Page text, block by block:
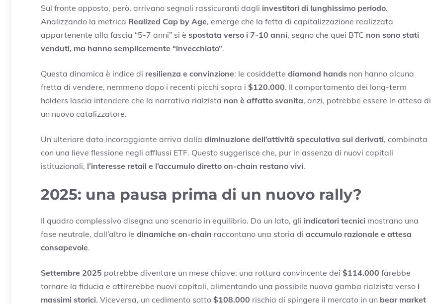
Sul fronte opposto, però, arrivano segnali rassicuranti dagli investitori di lunghissimo periodo.
Analizzando la metrica Realized Cap by Age, emerge che la fetta di capitalizzazione realizzata
appartenente alla fascia “5-7 anni” si è spostata verso i 7-10 anni, segno che quei BTC non sono stati
venduti, ma hanno semplicemente “invecchiato”.
Questa dinamica è indice di resilienza e convinzione: le cosiddette diamond hands non hanno alcuna
fretta di vendere, nemmeno dopo i recenti picchi sopra i $120.000. Il comportamento dei long-term
holders lascia intendere che la narrativa rialzista non è affatto svanita, anzi, potrebbe essere in attesa di
un nuovo catalizzatore.
Un ulteriore dato incoraggiante arriva dalla diminuzione dell’attività speculativa sui derivati, combinata
con una lieve flessione negli afflussi ETF. Questo suggerisce che, pur in assenza di nuovi capitali
istituzionali, l’interesse retail e l’accumulo diretto on-chain restano vivi.
2025: una pausa prima di un nuovo rally?
Il quadro complessivo disegna uno scenario in equilibrio. Da un lato, gli indicatori tecnici mostrano una
fase neutrale, dall’altro le dinamiche on-chain raccontano una storia di accumulo razionale e attesa
consapevole.
Settembre 2025 potrebbe diventare un mese chiave: una rottura convincente dei $114.000 farebbe
tornare la fiducia e attirerebbe nuovi capitali, alimentando una possibile nuova gamba rialzista verso i
massimi storici. Viceversa, un cedimento sotto $108.000 rischia di spingere il mercato in un bear market